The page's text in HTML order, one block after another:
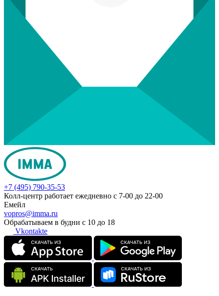
+7 (495) 790-35-53
Колл-центр работает ежедневно с 7-00 до 22-00
Емейл
vopros@imma.ru
Обрабатываем в будни с 10 до 18
Vkontakte